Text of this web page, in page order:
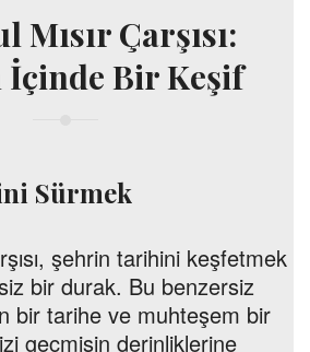
Mısır Çarşısı:
Bir Keşif
Sürmek
şehrin tarihini keşfetmek
bir durak. Bu benzersiz
bir tarihe ve muhteşem bir
geçmişin derinliklerine